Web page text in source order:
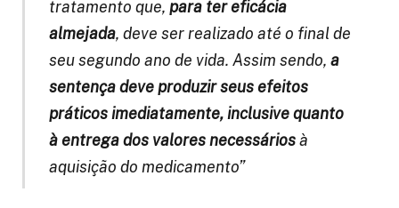
tratamento que, para ter eficácia
almejada, deve ser realizado até o final de
seu segundo ano de vida. Assim sendo, a
sentença deve produzir seus efeitos
práticos imediatamente, inclusive quanto
à entrega dos valores necessáriosà
aquisição do medicamento”